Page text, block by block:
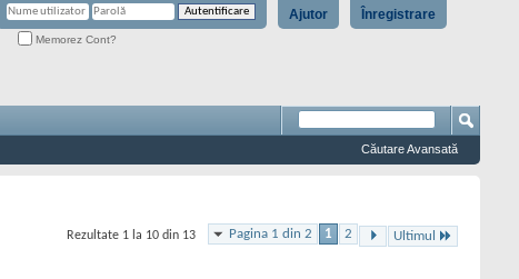
Înregistrare
Ajutor
Memorez Cont?
Căutare Avansată
Pagina 1 din 2 1 2 Ultimul
Rezultate 1 la 10 din 13